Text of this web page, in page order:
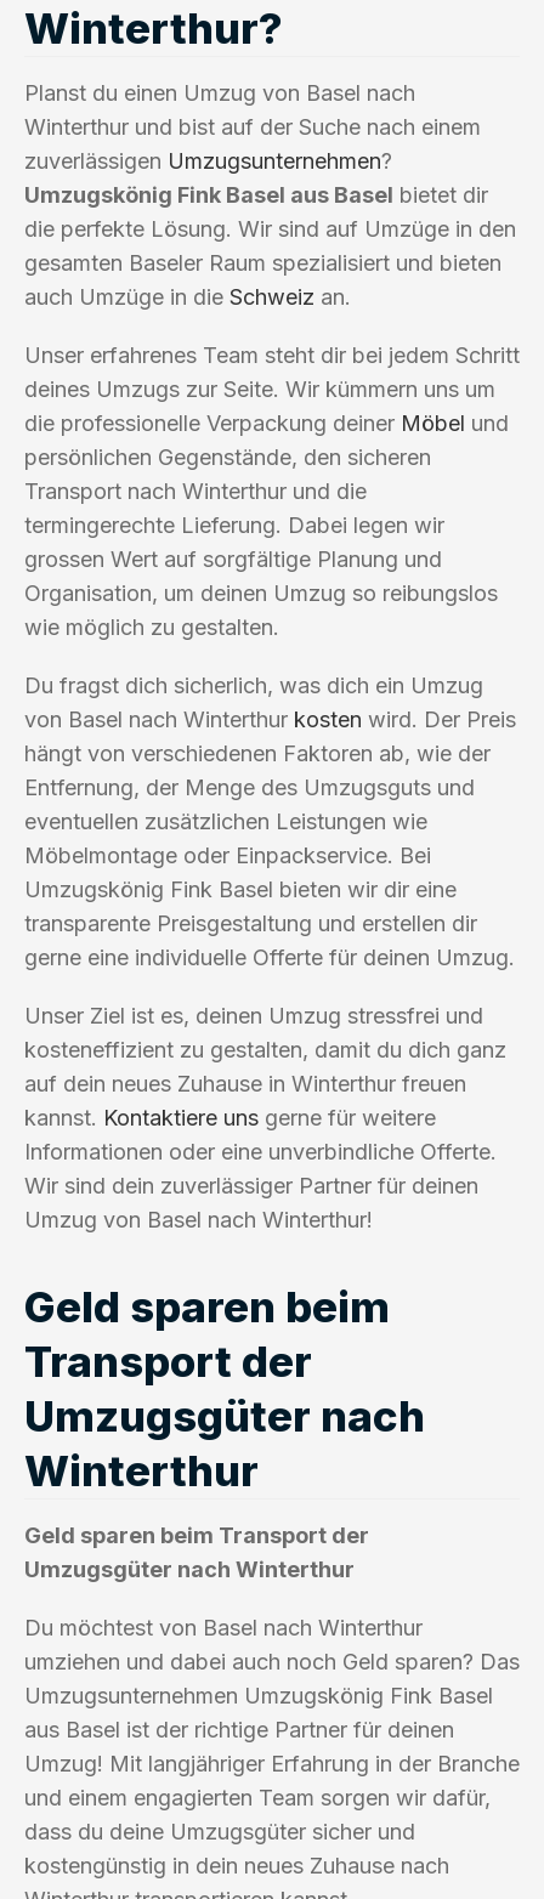
Winterthur?
Planst du einen Umzug von Basel nach
Winterthur und bist auf der Suche nach einem
zuverlässigen Umzugsunternehmen?
Umzugskönig Fink Basel aus Basel bietet dir
die perfekte Lösung. Wir sind auf Umzüge in den
gesamten Baseler Raum spezialisiert und bieten
auch Umzüge in die Schweiz an.
Unser erfahrenes Team steht dir bei jedem Schritt
deines Umzugs zur Seite. Wir kümmern uns um
die professionelle Verpackung deiner Möbel und
persönlichen Gegenstände, den sicheren
Transport nach Winterthur und die
termingerechte Lieferung. Dabei legen wir
grossen Wert auf sorgfältige Planung und
Organisation, um deinen Umzug so reibungslos
wie möglich zu gestalten.
Du fragst dich sicherlich, was dich ein Umzug
von Basel nach Winterthur kosten wird. Der Preis
hängt von verschiedenen Faktoren ab, wie der
Entfernung, der Menge des Umzugsguts und
eventuellen zusätzlichen Leistungen wie
Möbelmontage oder Einpackservice. Bei
Umzugskönig Fink Basel bieten wir dir eine
transparente Preisgestaltung und erstellen dir
gerne eine individuelle Offerte für deinen Umzug.
Unser Ziel ist es, deinen Umzug stressfrei und
kosteneffizient zu gestalten, damit du dich ganz
auf dein neues Zuhause in Winterthur freuen
kannst. Kontaktiere uns gerne für weitere
Informationen oder eine unverbindliche Offerte.
Wir sind dein zuverlässiger Partner für deinen
Umzug von Basel nach Winterthur!
Geld sparen beim
Transport der
Umzugsgüter nach
Winterthur
Geld sparen beim Transport der
Umzugsgüter nach Winterthur
Du möchtest von Basel nach Winterthur
umziehen und dabei auch noch Geld sparen? Das
Umzugsunternehmen Umzugskönig Fink Basel
aus Basel ist der richtige Partner für deinen
Umzug! Mit langjähriger Erfahrung in der Branche
und einem engagierten Team sorgen wir dafür,
dass du deine Umzugsgüter sicher und
kostengünstig in dein neues Zuhause nach